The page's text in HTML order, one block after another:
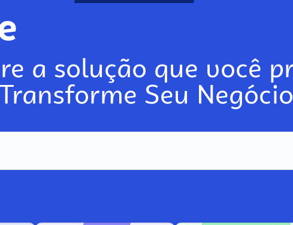
a solução que você
Seu Negócio